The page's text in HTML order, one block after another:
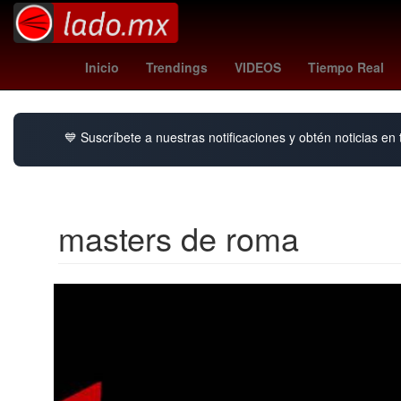
Inicio Trendings VIDEOS Tiempo Real
Cohete orioles - angels Matt Damon
💙 Suscríbete a nuestras notificaciones y obtén noticias en
masters de roma